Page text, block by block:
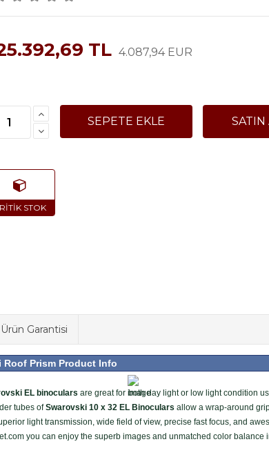
TL 4.087,94 EUR
Garantisi
Roof Prism Product Info
EL binoculars are great for both day light or low light condition
tubes ofSwarovski 10 x 32 EL Binoculars allow a wrap-around
light transmission, wide field of view, precise fast focus, and
you can enjoy the superb images and unmatched color